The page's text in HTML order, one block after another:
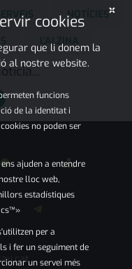
NOTÍCIES
L'ALZINA
×
cookies
que li donem la
al nostre website.
funcions
de la identitat i
no poden ser
ajuden a entendre
lloc web,
estadístiques
per a
i fer un seguiment de
un servei més